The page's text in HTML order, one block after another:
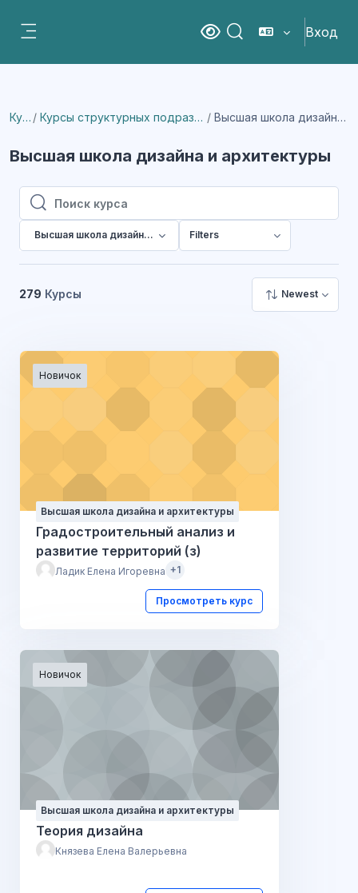
Версия для
Изменить данные
Вход
Курсы Курсы структурных подразделений института Высшая школа дизайна и архитектуры
Высшая школа дизайна и архитектуры
Поиск курса
Поиск курса
Высшая школа дизайна и архитектуры
Filters
279 Курсы Newest
Новичок
Высшая школа дизайна и архитектуры
Градостроительный анализ и
развитие территорий (з)
Ладик Елена Игоревна +1
Просмотреть курс
Новичок
Высшая школа дизайна и архитектуры
Теория дизайна
Князева Елена Валерьевна